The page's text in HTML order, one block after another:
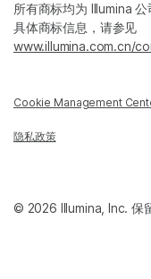
所有商标均为 Illumina 公
具体商标信息，请参见
www.illumina.com.cn/
Cookie Management
隐私政策
© 2026 Illumina, Inc. 保